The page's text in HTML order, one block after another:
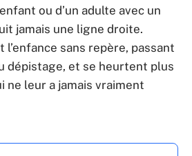
ou d’un adulte avec un
jamais une ligne droite.
sans repère, passant
dépistage, et se heurtent plus
ne leur a jamais vraiment